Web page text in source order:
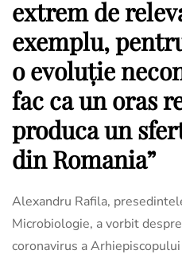
extrem de
exemplu,
o evoluție
fac ca un oras
produca un
din Romania”
Alexandru Rafila,
Microbiologie, a vorbit
coronavirus a